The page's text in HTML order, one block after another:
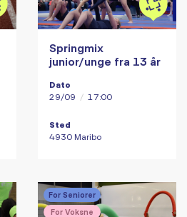
Springmix
junior/unge fra 13 år
Dato
29/09 / 17:00
Sted
4930 Maribo
For Seniorer
For Voksne